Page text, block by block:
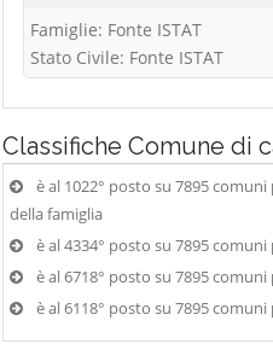
Famiglie: Fonte ISTAT
Stato Civile: Fonte ISTAT
Classifiche Comune di
è al 1022° posto su 7895
della famiglia
è al 4334° posto su 7895
è al 6718° posto su 7895
è al 6118° posto su 7895